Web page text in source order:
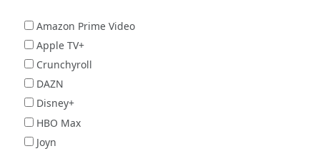
Amazon Prime Video
Apple TV+
Crunchyroll
DAZN
Disney+
HBO Max
Joyn